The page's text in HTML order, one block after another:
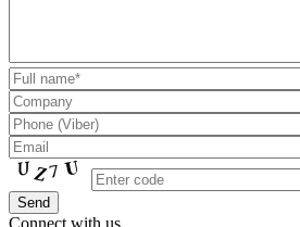
Connect with us